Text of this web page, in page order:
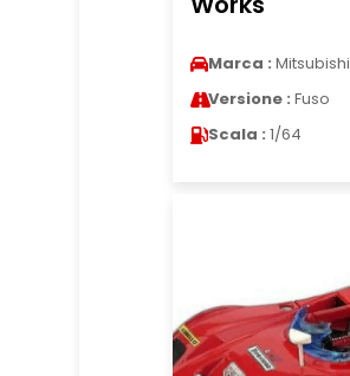
Marca : Mitsubishi
Versione : Fuso
Scala : 1/64